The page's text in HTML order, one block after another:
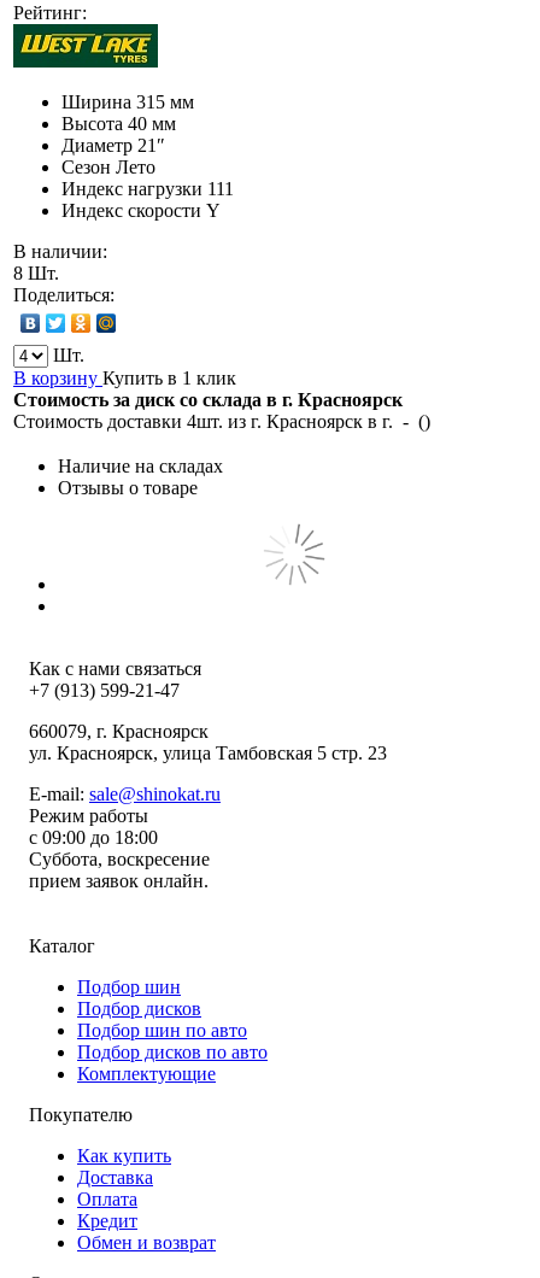
Рейтинг:
Ширина 315 мм
Высота 40 мм
Диаметр 21″
Сезон Лето
Индекс нагрузки 111
Индекс скорости Y
В наличии:
8 Шт.
Поделиться:
Шт.
В корзину Купить в 1 клик
Стоимость за диск со склада в г. Красноярск
Стоимость доставки 4шт. из г. Красноярск в г. - ()
Наличие на складах
Отзывы о товаре
Как с нами связаться
+7 (913) 599-21-47
660079, г. Красноярск
ул. Красноярск, улица Тамбовская 5 стр. 23
E-mail: sale@shinokat.ru
Режим работы
с 09:00 до 18:00
Суббота, воскресение
прием заявок онлайн.
Каталог
Подбор шин
Подбор дисков
Подбор шин по авто
Подбор дисков по авто
Комплектующие
Покупателю
Как купить
Доставка
Оплата
Кредит
Обмен и возврат